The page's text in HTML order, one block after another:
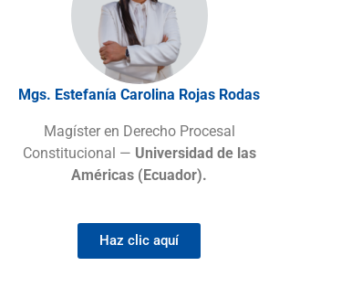
Mgs. Estefanía Carolina Rojas Rodas
Magíster en Derecho Procesal
Constitucional — Universidad de las
Américas (Ecuador).
Haz clic aquí